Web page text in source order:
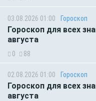
03.08.2026 01:00 Гороскоп
Гороскоп для всех
августа
0 88
02.08.2026 01:00 Гороскоп
Гороскоп для всех
августа